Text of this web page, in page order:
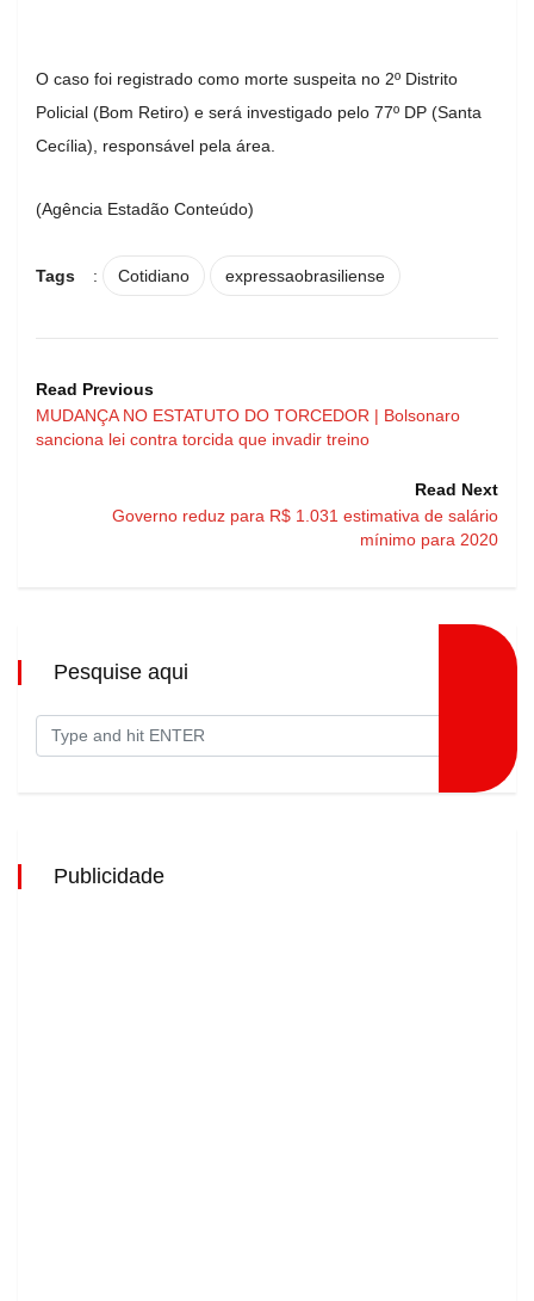
O caso foi registrado como morte suspeita no 2º Distrito
Policial (Bom Retiro) e será investigado pelo 77º DP (Santa
Cecília), responsável pela área.
(Agência Estadão Conteúdo)
Tags : Cotidiano expressaobrasiliense
Read Previous
MUDANÇA NO ESTATUTO DO TORCEDOR | Bolsonaro
sanciona lei contra torcida que invadir treino
Read Next
Governo reduz para R$ 1.031 estimativa de salário
mínimo para 2020
Pesquise aqui
Publicidade